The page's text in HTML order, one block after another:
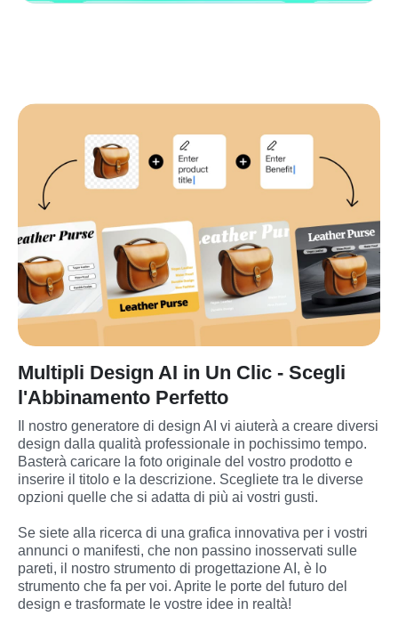
Multipli Design AI in Un Clic - Scegli
l'Abbinamento Perfetto
Il nostro generatore di design AI vi aiuterà a creare diversi
design dalla qualità professionale in pochissimo tempo.
Basterà caricare la foto originale del vostro prodotto e
inserire il titolo e la descrizione. Scegliete tra le diverse
opzioni quelle che si adatta di più ai vostri gusti.
Se siete alla ricerca di una grafica innovativa per i vostri
annunci o manifesti, che non passino inosservati sulle
pareti, il nostro strumento di progettazione AI, è lo
strumento che fa per voi. Aprite le porte del futuro del
design e trasformate le vostre idee in realtà!